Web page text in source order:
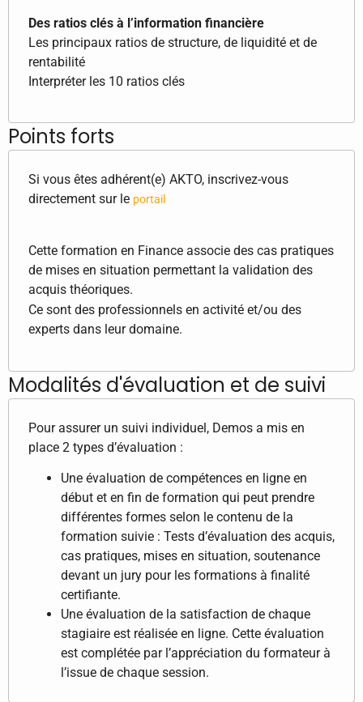
Des ratios clés à l’information financière
Les principaux ratios de structure, de liquidité et de
rentabilité
Interpréter les 10 ratios clés
Points forts
Si vous êtes adhérent(e) AKTO, inscrivez-vous
directement sur le portail
Cette formation en Finance associe des cas pratiques
de mises en situation permettant la validation des
acquis théoriques.
Ce sont des professionnels en activité et/ou des
experts dans leur domaine.
Modalités d'évaluation et de suivi
Pour assurer un suivi individuel, Demos a mis en
place 2 types d’évaluation :
Une évaluation de compétences en ligne en
début et en fin de formation qui peut prendre
différentes formes selon le contenu de la
formation suivie : Tests d’évaluation des acquis,
cas pratiques, mises en situation, soutenance
devant un jury pour les formations à finalité
certifiante.
Une évaluation de la satisfaction de chaque
stagiaire est réalisée en ligne. Cette évaluation
est complétée par l’appréciation du formateur à
l’issue de chaque session.